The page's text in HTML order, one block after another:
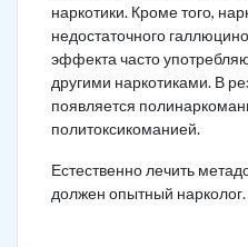
наркотики. Кроме того,
недостаточного
эффекта часто
другими наркотиками. В
появляется
политоксикоманией.
Естественно лечить
должен опытный нарколог.